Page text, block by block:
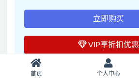
立即购买
VIP享折扣优惠
其他信息
首页 个人中心